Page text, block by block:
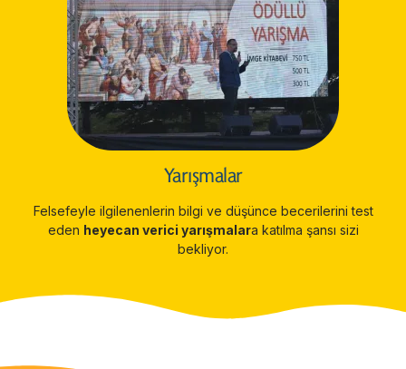
Yarışmalar
Felsefeyle ilgilenenlerin bilgi ve düşünce becerilerini test
eden heyecan verici yarışmalara katılma şansı sizi
bekliyor.